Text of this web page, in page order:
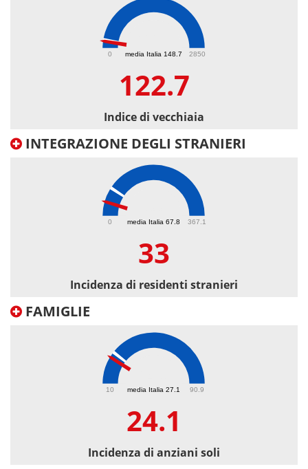
media Italia 148.7
0 2850
122.7
Indice di vecchiaia
INTEGRAZIONE DEGLI STRANIERI
media Italia 67.8
0 367.1
33
Incidenza di residenti stranieri
FAMIGLIE
media Italia 27.1
10 90.9
24.1
Incidenza di anziani soli